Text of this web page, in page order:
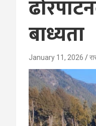
बाध्यता
January 11, 2026